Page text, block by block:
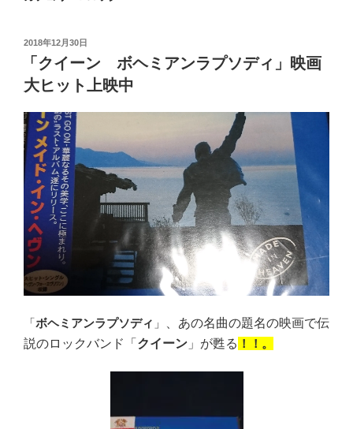
投
2018年12月30日
「クイーン ボヘミアンラプソディ」映画
大ヒット上映中
「ボヘミアンラプソディ 」
、あの名曲の題名の映画で伝
説のロックバンド「 クイーン 」が甦る ！！。